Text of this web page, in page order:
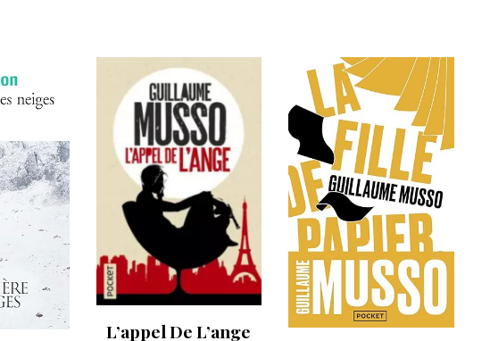
L’appel De L’ange